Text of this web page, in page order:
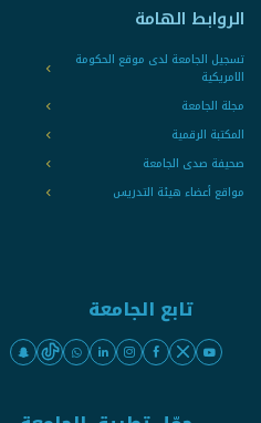
الروابط الهامة
تسجيل الجامعة لدى موقع الحكومة
الامريكية
مجلة الجامعة
المكتبة الرقمية
صحيفة صدى الجامعة
مواقع أعضاء هيئة التدريس
تابع الجامعة